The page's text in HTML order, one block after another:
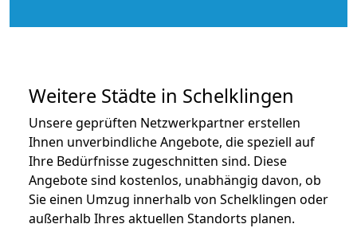
Weitere Städte in Schelklingen
Unsere geprüften Netzwerkpartner erstellen
Ihnen unverbindliche Angebote, die speziell auf
Ihre Bedürfnisse zugeschnitten sind. Diese
Angebote sind kostenlos, unabhängig davon, ob
Sie einen Umzug innerhalb von Schelklingen oder
außerhalb Ihres aktuellen Standorts planen.